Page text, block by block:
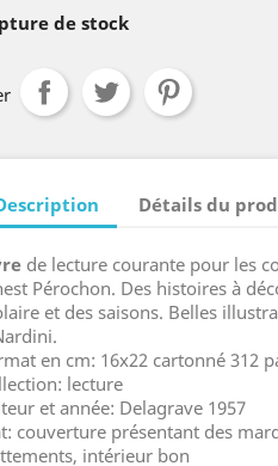
de stock
Détails du
de lecture courante pour les
Pérochon. Des histoires à
et des saisons. Belles
en cm: 16x22 cartonné 312
lecture
et année: Delagrave 1957
couverture présentant des
intérieur bon